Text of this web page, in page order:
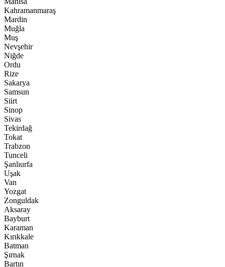
Kahramanmaraş
Mardin
Muğla
Muş
Nevşehir
Niğde
Ordu
Rize
Sakarya
Samsun
Siirt
Sinop
Sivas
Tekirdağ
Tokat
Trabzon
Tunceli
Şanlıurfa
Uşak
Van
Yozgat
Zonguldak
Aksaray
Bayburt
Karaman
Kırıkkale
Batman
Şırnak
Bartın